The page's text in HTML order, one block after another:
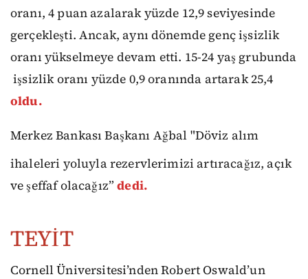
oranı, 4 puan azalarak yüzde 12,9 seviyesinde
gerçekleşti. Ancak, aynı dönemde genç işsizlik
oranı yükselmeye devam etti. 15-24 yaş grubunda
işsizlik oranı yüzde 0,9 oranında artarak 25,4
oldu.
Merkez Bankası Başkanı Ağbal "Döviz alım
ihaleleri yoluyla rezervlerimizi artıracağız, açık
ve şeffaf olacağız”dedi.
TEYİT
Cornell Üniversitesi’nden Robert Oswald’un